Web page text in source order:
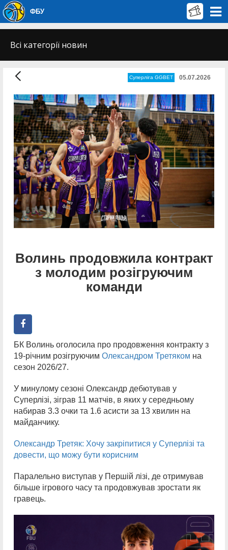
ФБУ
Всі категорії новин
Суперліга GGBET 05.07.2026
Волинь продовжила контракт
з молодим розігруючим
команди
БК Волинь оголосила про продовження контракту з
19-річним розігруючим Олександром Третяком на
сезон 2026/27.
У минулому сезоні Олександр дебютував у
Суперлізі, зіграв 11 матчів, в яких у середньому
набирав 3.3 очки та 1.6 асисти за 13 хвилин на
майданчику.
Олександр Третяк: Хочу закріпитися у Суперлізі та
довести, що можу бути корисним
Паралельно виступав у Першій лізі, де отримував
більше ігрового часу та продовжував зростати як
гравець.